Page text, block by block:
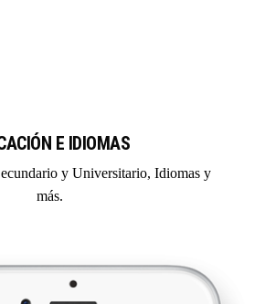
E IDIOMAS
y Universitario, Idiomas y
más.